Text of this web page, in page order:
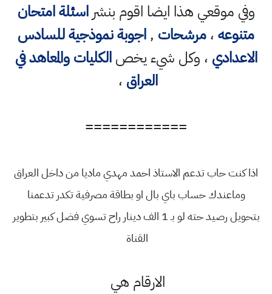
وفي موقعي هذا ايضا اقوم بنشراسئلة امتحان
متنوعه،مرشحات ,اجوبة نموذجية للسادس
الاعدادي ، وكل شيء يخصالكليات والمعاهد في
العراق ،
============
اذا كنت حاب تدعم الاستاذ احمد مهدي ماديا من داخل العراق
وماعندك حساب باي بال او بطاقة مصرفية تكدر تدعمنا
بتحويل رصيد حته لو بـ 1 الف دينار راح تسوي فضل كبير بتطوير
القناة
الارقام هي